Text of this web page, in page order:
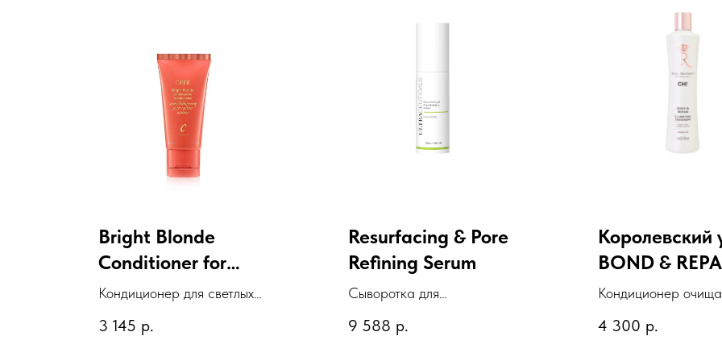
Bright Blonde
Conditioner for
Beautiful Color
Кондиционер для светлых
3 145 р.
Resurfacing & Pore
Refining Serum
Сыворотка для
кожи и сужения пор
9 588 р.
Королевский
BOND &
355 мл
Кондиционер
REPAIR, 355 мл
4 300 р.